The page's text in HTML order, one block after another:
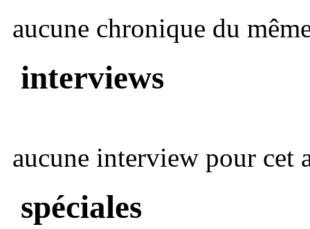
aucune chronique du
interviews
aucune interview pour cet
spéciales